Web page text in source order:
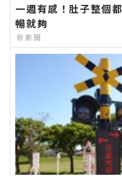
一週有感！肚子整個
暢就夠
新素簡